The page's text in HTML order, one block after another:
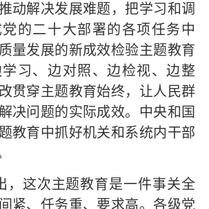
动解决发展难题，把学习和调
的二十大部署的各项任务中
量发展的新成效检验主题教育
习、边对照、边检视、边整
贯穿主题教育始终，让人民群
决问题的实际成效。中央和国
教育中抓好机关和系统内干部
，这次主题教育是一件事关全
紧、任务重、要求高。各级党